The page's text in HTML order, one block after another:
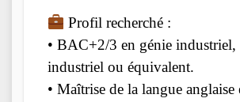
Profil recherché :
• BAC+2/3 en génie industriel,
industriel ou équivalent.
• Maîtrise de la langue anglaise